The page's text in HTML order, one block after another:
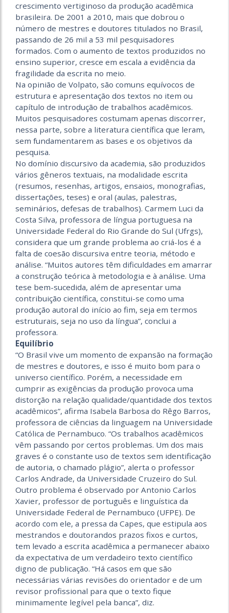
crescimento vertiginoso da produção acadêmica
brasileira. De 2001 a 2010, mais que dobrou o
número de mestres e doutores titulados no Brasil,
passando de 26 mil a 53 mil pesquisadores
formados. Com o aumento de textos produzidos no
ensino superior, cresce em escala a evidência da
fragilidade da escrita no meio.
Na opinião de Volpato, são comuns equívocos de
estrutura e apresentação dos textos no item ou
capítulo de introdução de trabalhos acadêmicos.
Muitos pesquisadores costumam apenas discorrer,
nessa parte, sobre a literatura científica que leram,
sem fundamentarem as bases e os objetivos da
pesquisa.
No domínio discursivo da academia, são produzidos
vários gêneros textuais, na modalidade escrita
(resumos, resenhas, artigos, ensaios, monografias,
dissertações, teses) e oral (aulas, palestras,
seminários, defesas de trabalhos). Carmem Luci da
Costa Silva, professora de língua portuguesa na
Universidade Federal do Rio Grande do Sul (Ufrgs),
considera que um grande problema ao criá-los é a
falta de coesão discursiva entre teoria, método e
análise. “Muitos autores têm dificuldades em amarrar
a construção teórica à metodologia e à análise. Uma
tese bem-sucedida, além de apresentar uma
contribuição científica, constitui-se como uma
produção autoral do início ao fim, seja em termos
estruturais, seja no uso da língua”, conclui a
professora.
Equilíbrio
“O Brasil vive um momento de expansão na formação
de mestres e doutores, e isso é muito bom para o
universo científico. Porém, a necessidade em
cumprir as exigências da produção provoca uma
distorção na relação qualidade/quantidade dos textos
acadêmicos”, afirma Isabela Barbosa do Rêgo Barros,
professora de ciências da linguagem na Universidade
Católica de Pernambuco. “Os trabalhos acadêmicos
vêm passando por certos problemas. Um dos mais
graves é o constante uso de textos sem identificação
de autoria, o chamado plágio”, alerta o professor
Carlos Andrade, da Universidade Cruzeiro do Sul.
Outro problema é observado por Antonio Carlos
Xavier, professor de português e linguística da
Universidade Federal de Pernambuco (UFPE). De
acordo com ele, a pressa da Capes, que estipula aos
mestrandos e doutorandos prazos fixos e curtos,
tem levado a escrita acadêmica a permanecer abaixo
da expectativa de um verdadeiro texto científico
digno de publicação. “Há casos em que são
necessárias várias revisões do orientador e de um
revisor profissional para que o texto fique
minimamente legível pela banca”, diz.